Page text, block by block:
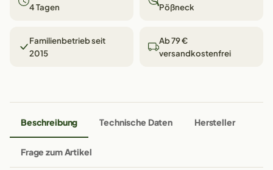
4 Tagen
Pößneck
Familienbetrieb seit
2015
Ab 79 €
versandkostenfrei
Beschreibung Technische Daten Hersteller
Frage zum Artikel